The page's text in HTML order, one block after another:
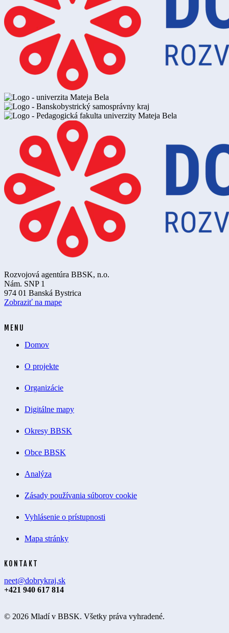
Rozvojová agentúra BBSK, n.o.
Nám. SNP 1
974 01 Banská Bystrica
Zobraziť na mape
MENU
Domov
O projekte
Organizácie
Digitálne mapy
Okresy BBSK
Obce BBSK
Analýza
Zásady používania súborov cookie
Vyhlásenie o prístupnosti
Mapa stránky
KONTAKT
neet@dobrykraj.sk
+421 940 617 814
© 2026 Mladí v BBSK. Všetky práva vyhradené.